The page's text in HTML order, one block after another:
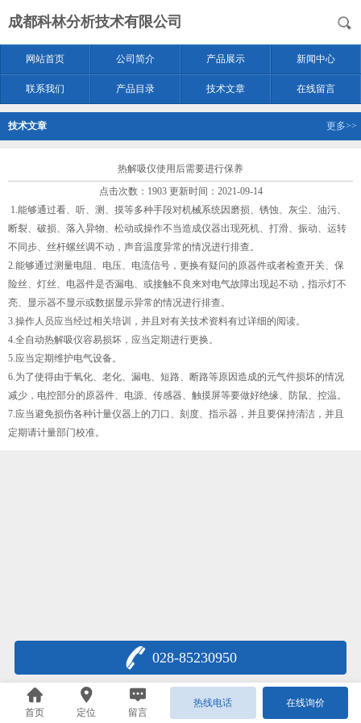
成都科林分析技术有限公司
网站首页 公司简介 产品展示 新闻中心
联系我们 产品目录 技术文章 在线留言
技术文章 更多>>
热解吸仪使用后需要进行保养
点击次数：1903 更新时间：2021-09-14
1.能够通过看、听、测、摸等多种手段对机械系统因磨损、锈蚀、灰尘、油污、
断裂、破损、落入异物、松动或操作不当造成仪器出现死机、打滑、振动、运转
不同步、丝杆螺丝调不动，声音温度异常的情况进行排查。
2.能够通过测量电阻、电压、电流信号，更换有疑问的原器件或者检查开关、保
险丝、灯丝、电器件是否漏电、或接触不良来对电气故障出现起不动，指示灯不
亮、显示器不显示或数据显示异常的情况进行排查。
3.操作人员应当经过相关培训，并且对有关技术资料有过详细的阅读。
4.全自动热解吸仪容易损坏，应当定期进行更换。
5.应当定期维护电气设备。
6.为了使得由于氧化、老化、漏电、短路、断路等原因造成的元气件损坏的情况
减少，电控部分的原器件、电源、传感器、触摸屏等要做好绝缘、防鼠、控温。
7.应当避免损伤各种计量仪器上的刀口、刻度、指示器，并且要保持清洁，并且
定期请计量部门校准。
028-85230950
首页 定位 留言
热线电话 在线询价